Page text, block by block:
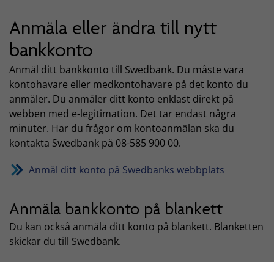
Anmäla eller ändra till nytt
bankkonto
Anmäl ditt bankkonto till Swedbank. Du måste vara
kontohavare eller medkontohavare på det konto du
anmäler. Du anmäler ditt konto enklast direkt på
webben med e-legitimation. Det tar endast några
minuter. Har du frågor om kontoanmälan ska du
kontakta Swedbank på 08-585 900 00.
Anmäl ditt konto på Swedbanks webbplats
Anmäla bankkonto på blankett
Du kan också anmäla ditt konto på blankett. Blanketten
skickar du till Swedbank.